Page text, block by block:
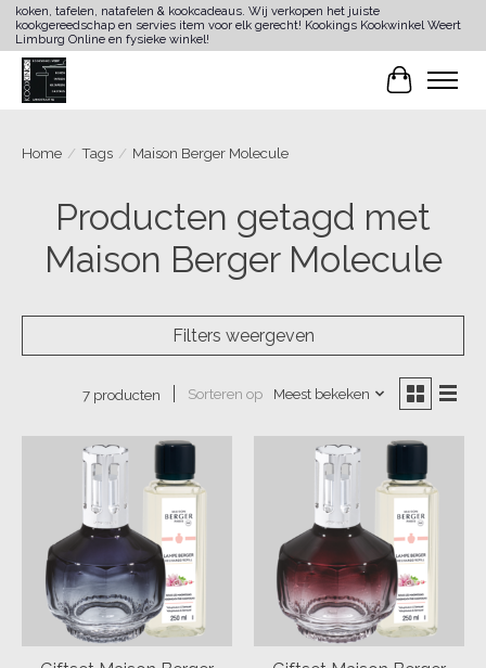
koken, tafelen, natafelen & kookcadeaus. Wij verkopen het juiste
kookgereedschap en servies item voor elk gerecht! Kookings Kookwinkel Weert
Limburg Online en fysieke winkel!
Home / Tags / Maison Berger Molecule
Producten getagd met
Maison Berger Molecule
Filters weergeven
7 producten Sorteren op Meest bekeken